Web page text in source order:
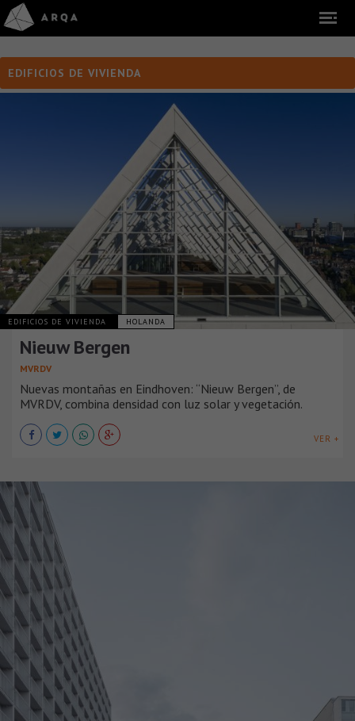
EDIFICIOS DE VIVIENDA
EDIFICIOS DE VIVIENDA HOLANDA
Nieuw Bergen
MVRDV
Nuevas montañas en Eindhoven: “Nieuw Bergen”, de
MVRDV, combina densidad con luz solar y vegetación.
VER +